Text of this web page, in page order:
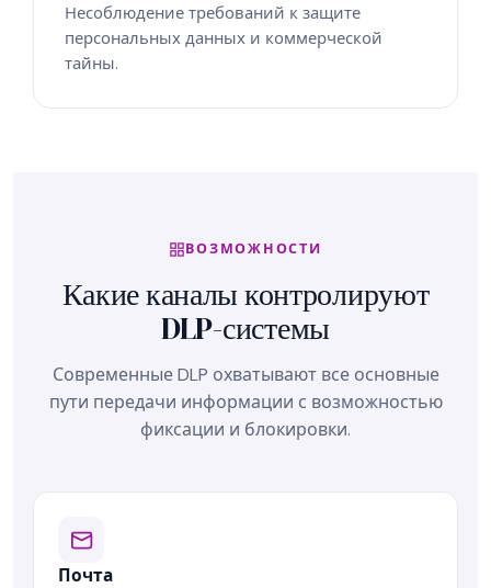
Несоблюдение требований к защите
персональных данных и коммерческой
тайны.
ВОЗМОЖНОСТИ
Какие каналы контролируют
DLP-системы
Современные DLP охватывают все основные
пути передачи информации с возможностью
фиксации и блокировки.
Почта